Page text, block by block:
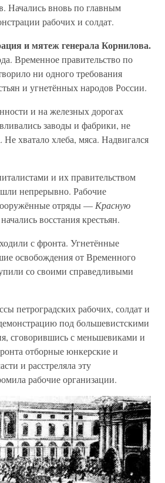
Начались вновь по главным
рабочих и солдат.
и мятеж генерала Корнилова.
Временное правительство по
ни одного требования
и угнетённых народов России.
и на железных дорогах
заводы и фабрики, не
хватало хлеба, мяса. Надвигался
и их правительством
непрерывно. Рабочие
отряды — Красную
восстания крестьян.
с фронта. Угнетённые
освобождения от Временного
со своими справедливыми
петроградских рабочих, солдат и
под большевистскими
сговорившись с меньшевиками и
отборные юнкерские и
и расстреляла эту
рабочие организации.